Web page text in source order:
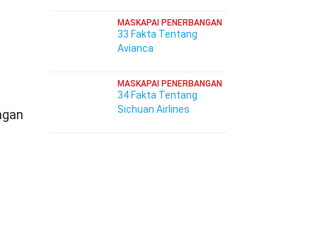
MASKAPAI PENERBANGAN
33 Fakta Tentang
Avianca
MASKAPAI PENERBANGAN
34 Fakta Tentang
Sichuan Airlines